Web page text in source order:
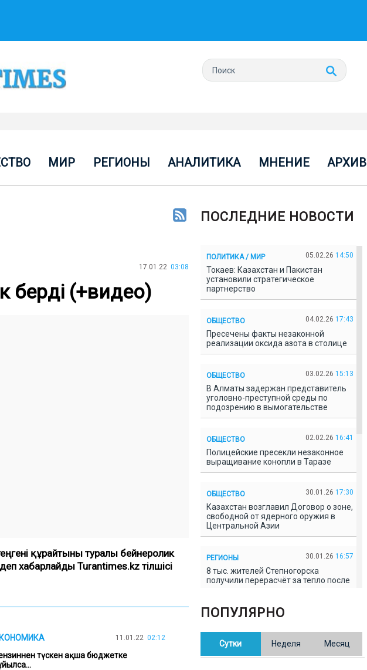
МИР РЕГИОНЫ АНАЛИТИКА МНЕНИЕ АРХИВ
17.01.22 03:08
берді (+видео)
құрайтыны туралы бейнеролик
хабарлайды Turantimes.kz тілшісі
11.01.22 02:12
түскен ақша бюджетке
ПОСЛЕДНИЕ НОВОСТИ
ПОЛИТИКА / МИР 05.02.26 14:50
Токаев: Казахстан и Пакистан
установили стратегическое
партнерство
ОБЩЕСТВО 04.02.26 17:43
Пресечены факты незаконной
реализации оксида азота в столице
ОБЩЕСТВО 03.02.26 15:13
В Алматы задержан представитель
уголовно-преступной среды по
подозрению в вымогательстве
ОБЩЕСТВО 02.02.26 16:41
Полицейские пресекли незаконное
выращивание конопли в Таразе
ОБЩЕСТВО 30.01.26 17:30
Казахстан возглавил Договор о зоне,
свободной от ядерного оружия в
Центральной Азии
РЕГИОНЫ 30.01.26 16:57
8 тыс. жителей Степногорска
получили перерасчёт за тепло после
В Казахстане готовят новую
редакцию Конституции: меняется
ПОПУЛЯРНО
Сутки Неделя Месяц